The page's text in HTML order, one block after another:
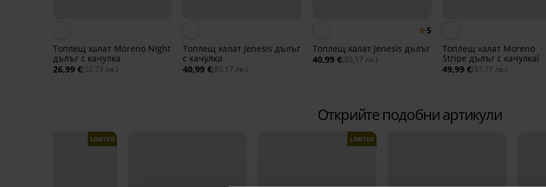
Топлещ халат Moreno Night
дълъг с качулка
26,99 €(52,79 лв.)
Топлещ халат Jenesis дълъг
с качулка
40,99 €(80,17 лв.)
5
Топлещ халат Jenesis дълъг
40,99 €(80,17 лв.)
Топлещ халат Moreno
Stripe дълъг с качулкаí
49,99 €(97,77 лв.)
Открийте подобни артикули
LIMITED LIMITED